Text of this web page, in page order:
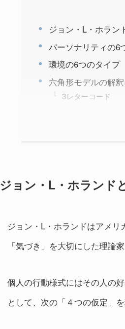
ジョン・L・ホラン
パーソナリティの6
環境の6つのタイプ
六角形モデルの解
3レターコード
ジョン・L・ホランド
ジョン・L・ホランドはアメ
「気づき」を大切にした理論
個人の行動様式にはその人の
として、次の「４つの仮定」